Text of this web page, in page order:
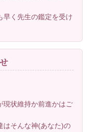
早く先生の鑑定を受け
現状維持か前進かはご
はそんな神(あなた)の